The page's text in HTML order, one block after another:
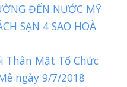
ĐẾN NƯỚC MỸ
SẠN 4 SAO HOÀ
Thân Mật Tổ Chức
ngày 9/7/2018